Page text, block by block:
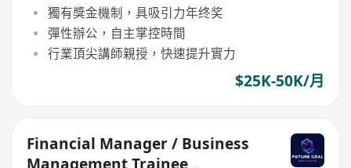
獨有獎金機制，具吸引力年终奖
彈性辦公，自主掌控時間
行業頂尖講師親授，快速提升實力
$25K-50K/月
Financial Manager / Business